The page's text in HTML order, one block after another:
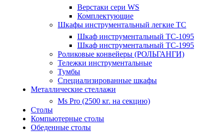
Верстаки сери WS
Комплектующие
Шкафы инструментальный легкие ТС
Шкаф инструментальный TC-1095
Шкаф инструментальный TC-1995
Роликовые конвейеры (РОЛЬГАНГИ)
Тележки инструментальные
Тумбы
Специализированные шкафы
Металлические стеллажи
Ms Pro (2500 кг. на секцию)
Столы
Компьютерные столы
Обеденные столы